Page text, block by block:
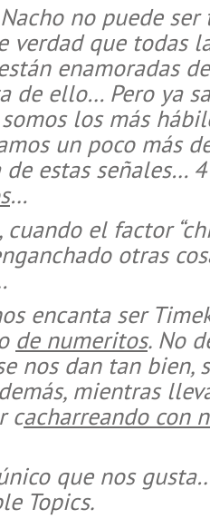
no puede
verdad que todas
enamoradas
de ello… Pero ya
los más
un poco más
estas señales…
…
cuando el factor
otras
encanta ser
de numeritos. No
nos dan tan bien,
mientras
cacharreando con
que nos
Topics.